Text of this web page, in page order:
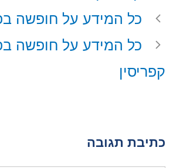
t
t
e
r
)
o
o
k
r
e
s
t
כל המידע על חופשה
כל המידע על חופשה
קפריסין
כתיבת תגובה